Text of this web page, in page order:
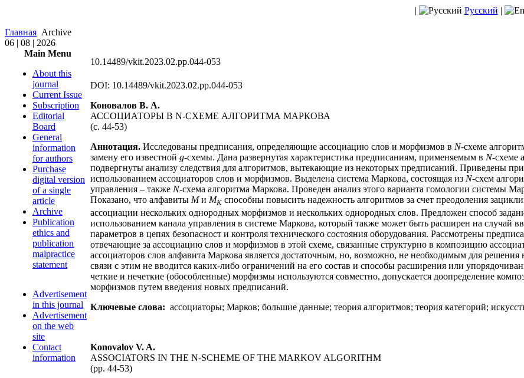
| Русский |
Главная Archive
06 | 08 | 2026
Main Menu
About this
journal
Current Issue
Subscription
Editorial
Board
General
information
for authors
Purchase
digital version
of a single
article
Archive
Publication
ethics and
publication
malpractice
statement
Advertisement
in this journal
Advertisement
on the web
site
Contact
information
10.14489/vkit.2023.02.pp.044-053
DOI: 10.14489/vkit.2023.02.pp.044-053
Коновалов В. А.
АССОЦИАТОРЫ В N-СХЕМЕ АЛГОРИТМА МАРКОВА
(c. 44-53)
Аннотация. Исследованы предписания, определяющие ассоциацию слов и морфизмов в N-схеме
замену его известной g-схемы. Дана развернутая характеристика предписаниям, применяемым в N-схеме
подвергнуты анализу следствия для алгоритмов, вытекающие из некоторых предписаний. Приведены
использованием ассоциаторов слов и морфизмов. Выделена система Маркова, состоящая из N-схем
управления – также N-схема алгоритма Маркова. Проведен анализ этого варианта гомологии системы
Показано, что алфавиты Mи MK способны повысить надежность алгоритмов за счет преодоления
ассоциации нескольких однородных морфизмов и нескольких однородных слов. Предложен способ
использованием канала управления в системе Маркова, который также может быть расширен на случай
параметров в цепях безопасност и контроля технического состояния оборудования. Рассмотрены
отвечающие за ассоциацию слов и морфизмов в этой схеме, связанные структурно в композицию
ассоциаторов слов алфавита Маркова является достаточным, но, возможно, не необходимым для
связи с этим не вводится каких-либо ограничений на его состав и способы расширения или
четкие и нечеткие (обособленные) морфизмы используются совместно, допускается доопределение
морфизмов путем введения новых предписаний.
Ключевые слова: ассоциаторы; Марков; большие данные; теория алгоритмов; теория категорий;
Konovalov V. A.
ASSOCIATORS IN THE N-SCHEME OF THE MARKOV ALGORITHM
(pp. 44-53)